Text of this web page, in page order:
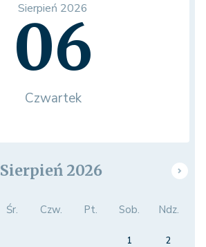
Sierpień 2026
06
Czwartek
Sierpień 2026
Śr. Czw. Pt. Sob. Ndz.
1
2